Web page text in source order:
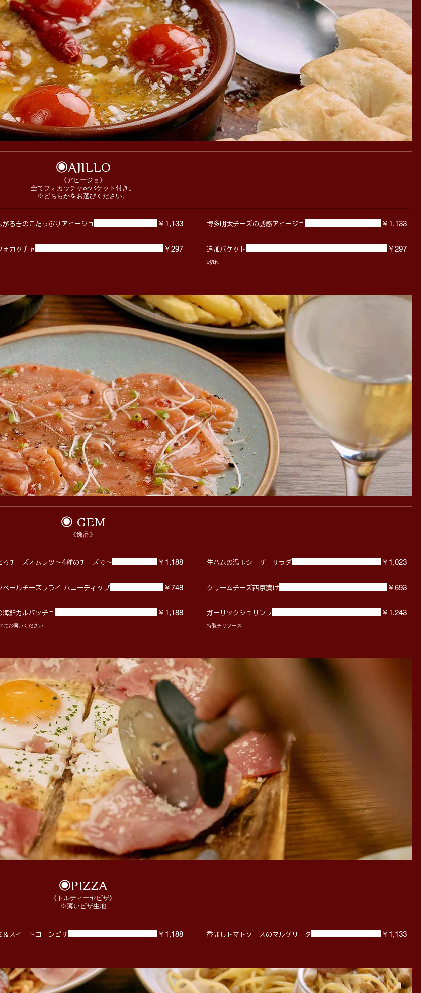
◉AJILLO
《アヒージョ》
全てフォカッチャorバケット付き。
※どちらかをお選びください。
がるきのこたっぷりアヒージョ ￥1,133 博多明太チーズの誘惑アヒージョ ￥1,133
ォカッチャ ￥297 追加バケット
3切れ
￥297
◉ GEM
《逸品》
ろチーズオムレツ～4種のチーズで～ ￥1,188 生ハムの温玉シーザーサラダ ￥1,023
ベールチーズフライ ハニーディップ ￥748 クリームチーズ西京漬け ￥693
海鮮カルパッチョ
にお伺いください
￥1,188 ガーリックシュリンプ
特製チリソース
￥1,243
◉PIZZA
《トルティーヤピザ》
※薄いピザ生地
＆スイートコーンピザ ￥1,188 香ばしトマトソースのマルゲリータ ￥1,133